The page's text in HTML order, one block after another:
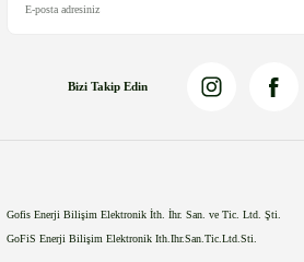
Bizi Takip Edin
Gofis Enerji Bilişim Elektronik İth. İhr. San. ve Tic. Ltd. Şti.
GoFiS Enerji Bilişim Elektronik Ith.Ihr.San.Tic.Ltd.Sti.